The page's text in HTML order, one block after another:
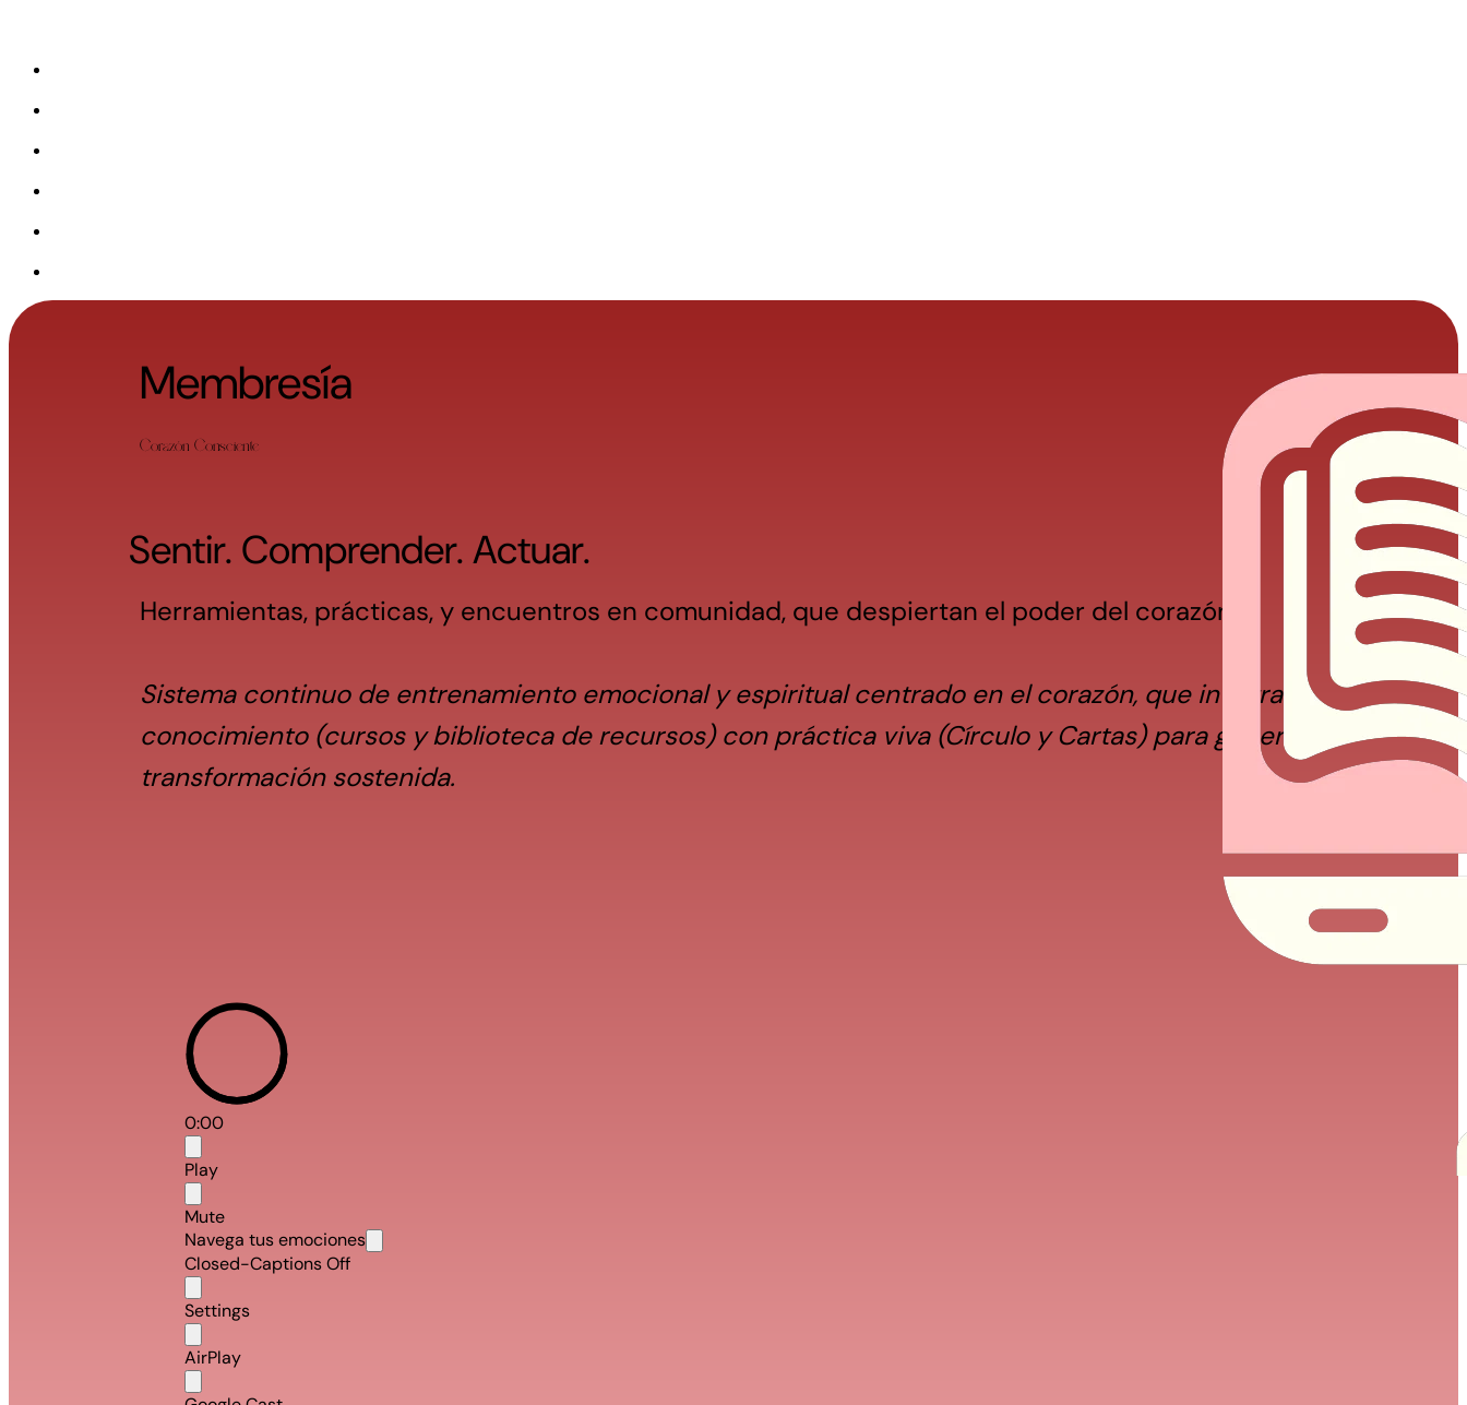
Corazón Consciente
Sentir. Comprender. Actuar.
Membresía
Herramientas, prácticas, y encuentros en comunidad, que despiertan el poder del corazón.
Sistema continuo de entrenamiento emocional y espiritual centrado en el corazón, que integra
conocimiento (cursos y biblioteca de recursos) con práctica viva (Círculo y Cartas) para generar
transformación sostenida.
0:00
Play
Mute
Navega tus emociones
Closed-Captions Off
Settings
AirPlay